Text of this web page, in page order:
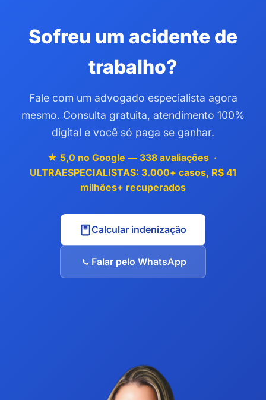
Sofreu um acidente de
trabalho?
Fale com um advogado especialista agora
mesmo. Consulta gratuita, atendimento 100%
digital e você só paga se ganhar.
★ 5,0 no Google — 338 avaliações ·
ULTRAESPECIALISTAS: 3.000+ casos, R$ 41
milhões+ recuperados
Calcular indenização
Falar pelo WhatsApp